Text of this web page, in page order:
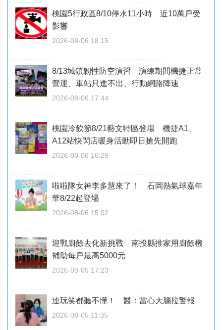
桃園5行政區8/10停水11小時 近10萬戶受
影響
2026-08-06 18:15
8/13城鎮韌性防空演習 演練期間機捷正常
營運、車站只進不出、行動網路降速
2026-08-06 17:44
桃園冷飲節8/21藝文特區登場 機捷A1、
A12站快閃店暖身活動即日搶先開跑
2026-08-06 16:29
啦啦隊女神李多慧來了！ 石岡熱氣球嘉年
華8/22起登場
2026-08-06 15:02
迎戰廚餘去化新挑戰 南投縣推家用廚餘機
補助每戶最高5000元
2026-08-05 17:23
連玩笑都聽不懂！ 醫：當心大腦拉警報
2026-08-05 11:35